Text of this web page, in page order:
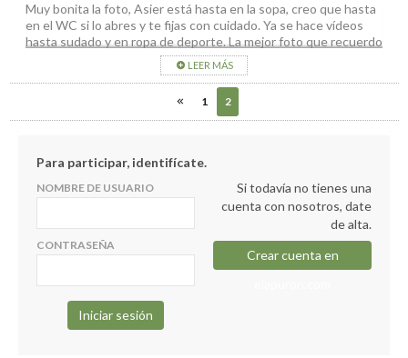
Muy bonita la foto, Asier está hasta en la sopa, creo que hasta
en el WC si lo abres y te fijas con cuidado. Ya se hace vídeos
hasta sudado y en ropa de deporte. La mejor foto que recuerdo
de él fue cuando se hizo un vídeo en gayumbos y le delató el
reflejo….. En fin, mucha foto, mucho twitter, mucho facebook,
mucha mentira y casi todo lo que comienza lo deja medio
hecho, ¿o no se acuerdan del edificio que está aún por terminar
que iba a dedicarse a la Bajada del 2025?
contar la realidad…
LEER MÁS
1 2
Para participar, identifícate.
NOMBRE DE USUARIO
CONTRASEÑA
Si todavía no tienes una
cuenta con nosotros, date
de alta.
Crear cuenta en